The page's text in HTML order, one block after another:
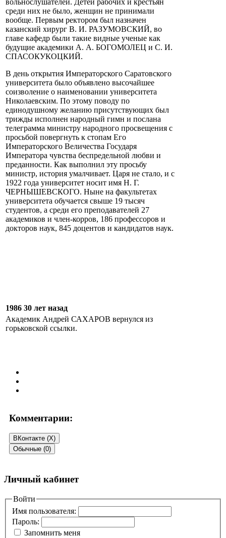
среди них не было, женщин не принимали
вообще. Первым ректором был назначен
казанский хирург В. И. РАЗУМОВСКИЙ, во
главе кафедр были такие видные ученые как
будущие академики А. А. БОГОМОЛЕЦ и С. И.
СПАСОКУКОЦКИЙ.
В день открытия Императорского Саратовского
университета было объявлено высочайшее
соизволение о наименовании университета
Николаевским. По этому поводу по
единодушному желанию присутствующих был
трижды исполнен народный гимн и послана
телеграмма министру народного просвещения с
просьбой повергнуть к стопам Его
Императорского Величества Государя
Императора чувства беспредельной любви и
преданности. Как выполнил эту просьбу
министр, история умалчивает. Царя не стало, и с
1922 года университет носит имя Н. Г.
ЧЕРНЫШЕВСКОГО. Ныне на факультетах
университета обучается свыше 19 тысяч
студентов, а среди его преподавателей 27
академиков и член-корров, 186 профессоров и
докторов наук, 845 доцентов и кандидатов наук.
1986 30 лет назад
Академик Андрей САХАРОВ вернулся из
горьковской ссылки.
Комментарии:
ВКонтакте (X)
Обычные (0)
Добавить комментарий
Ваш адрес email не будет опубликован. Обязательные поля
помечены*
Комментарий*
Личный кабинет
Войти
Имя пользователя:
Пароль:
Запомнить меня